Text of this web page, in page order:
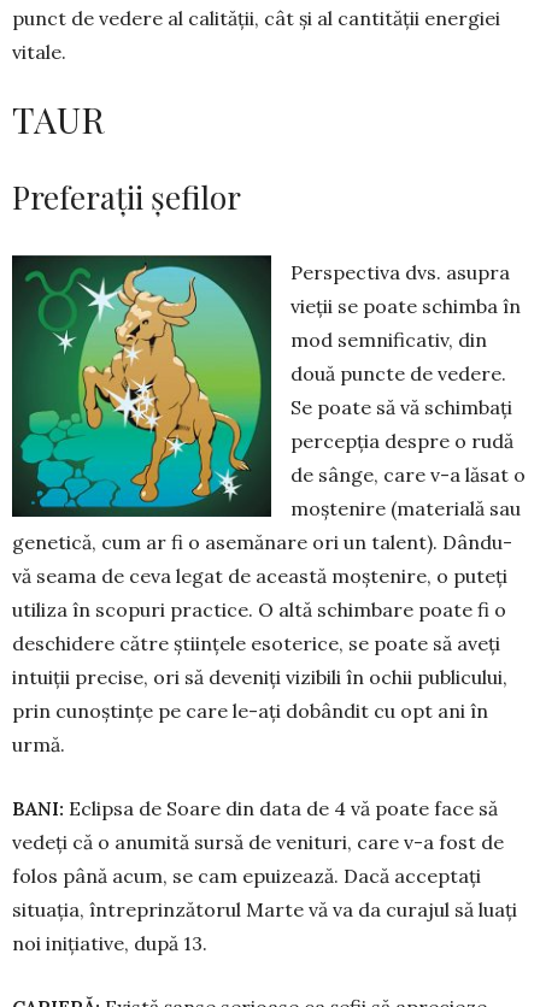
punct de ve­dere al calității, cât și al cantității energiei
vitale.
TAUR
Preferații șefilor
Perspectiva dvs. asupra
vieții se poate schimba în
mod sem­ni­ficativ, din
două puncte de vedere.
Se poate să vă schimbați
percepția despre o rudă
de sânge, care v-a lăsat o
moș­te­nire (materială sau
genetică, cum ar fi o asemănare ori un talent). Dân­du-
vă seama de ceva legat de această moș­­tenire, o puteți
utiliza în scopuri prac­tice. O altă schimbare poa­te fi o
deschidere către științele esoterice, se poate să aveți
intuiții precise, ori să deveniți vizibili în ochii publicului,
prin cunoștințe pe care le-ați dobândit cu opt ani în
urmă.
BANI: Eclipsa de Soare din data de 4 vă poate face să
vedeți că o anumită sursă de venituri, care v-a fost de
folos până acum, se cam epuizează. Dacă ac­ceptați
situația, întreprinzătorul Mar­­­te vă va da curajul să luați
noi ini­țiative, după 13.